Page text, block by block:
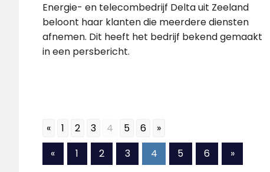
Energie- en telecombedrijf Delta uit Zeeland
beloont haar klanten die meerdere diensten
afnemen. Dit heeft het bedrijf bekend gemaakt
in een persbericht.
« 1 2 3 4 5 6 »
Berichten
«Vorige
berichten
1 2 3 4 5 6
Volgende
berichten
»